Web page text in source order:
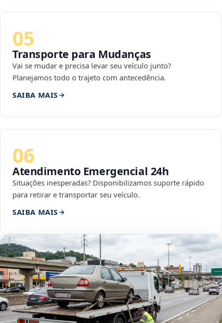
05
Transporte para Mudanças
Vai se mudar e precisa levar seu veículo junto?
Planejamos todo o trajeto com antecedência.
SAIBA MAIS
06
Atendimento Emergencial 24h
Situações inesperadas? Disponibilizamos suporte rápido
para retirar e transportar seu veículo.
SAIBA MAIS